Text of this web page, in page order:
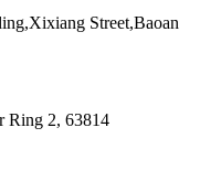
Street,Baoan
Ring 2, 63814